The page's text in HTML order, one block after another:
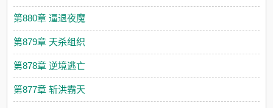
第880章 逼退夜魔
第879章 天杀组织
第878章 逆境逃亡
第877章 斩洪霸天